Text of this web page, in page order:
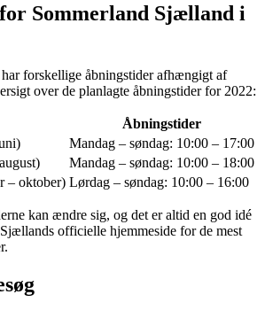
Sommerland Sjælland i
forskellige åbningstider afhængigt af
over de planlagte åbningstider for 2022:
Åbningstider
Mandag – søndag: 10:00 – 17:00
Mandag – søndag: 10:00 – 18:00
– oktober) Lørdag – søndag: 10:00 – 16:00
kan ændre sig, og det er altid en god idé
officielle hjemmeside for de mest